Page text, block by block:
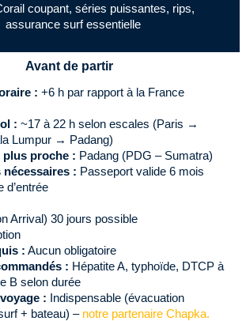
coupant, séries puissantes, rips,
surf essentielle
Avant de partir
: +6 h par rapport à la France
: ~17 à 22 h selon escales (Paris →
Lumpur → Padang)
proche : Padang (PDG – Sumatra)
nécessaires : Passeport valide 6 mois
d’entrée
Arrival) 30 jours possible
: Aucun obligatoire
: Hépatite A, typhoïde, DTCP à
B selon durée
: Indispensable (évacuation
+ bateau) – notre partenaire Chapka.